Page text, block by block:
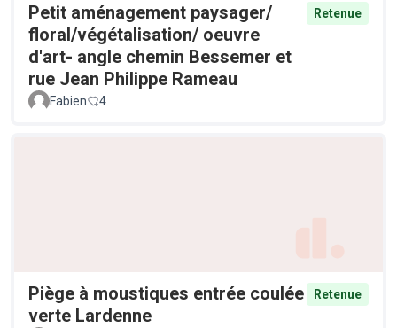
Petit aménagement paysager/
floral/végétalisation/ oeuvre
d'art- angle chemin Bessemer et
rue Jean Philippe Rameau
Retenue
Fabien 4
Piège à moustiques entrée coulée
verte Lardenne
Retenue